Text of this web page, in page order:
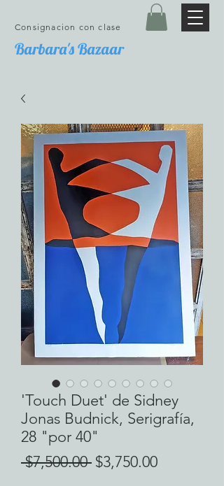
Barbara's Bazaar
Consignacion con clase
'Touch Duet' de Sidney
Jonas Budnick, Serigrafía,
28 "por 40"
$7,500.00 Precio
$3,750.00Precio